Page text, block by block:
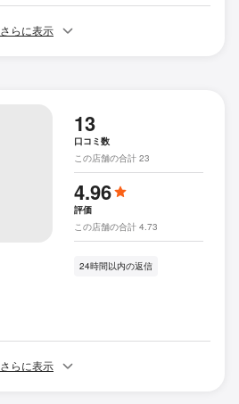
さらに表示
13
口コミ数
この店舗の合計 23
4.96
評価
この店舗の合計 4.73
24時間以内の返信
さらに表示